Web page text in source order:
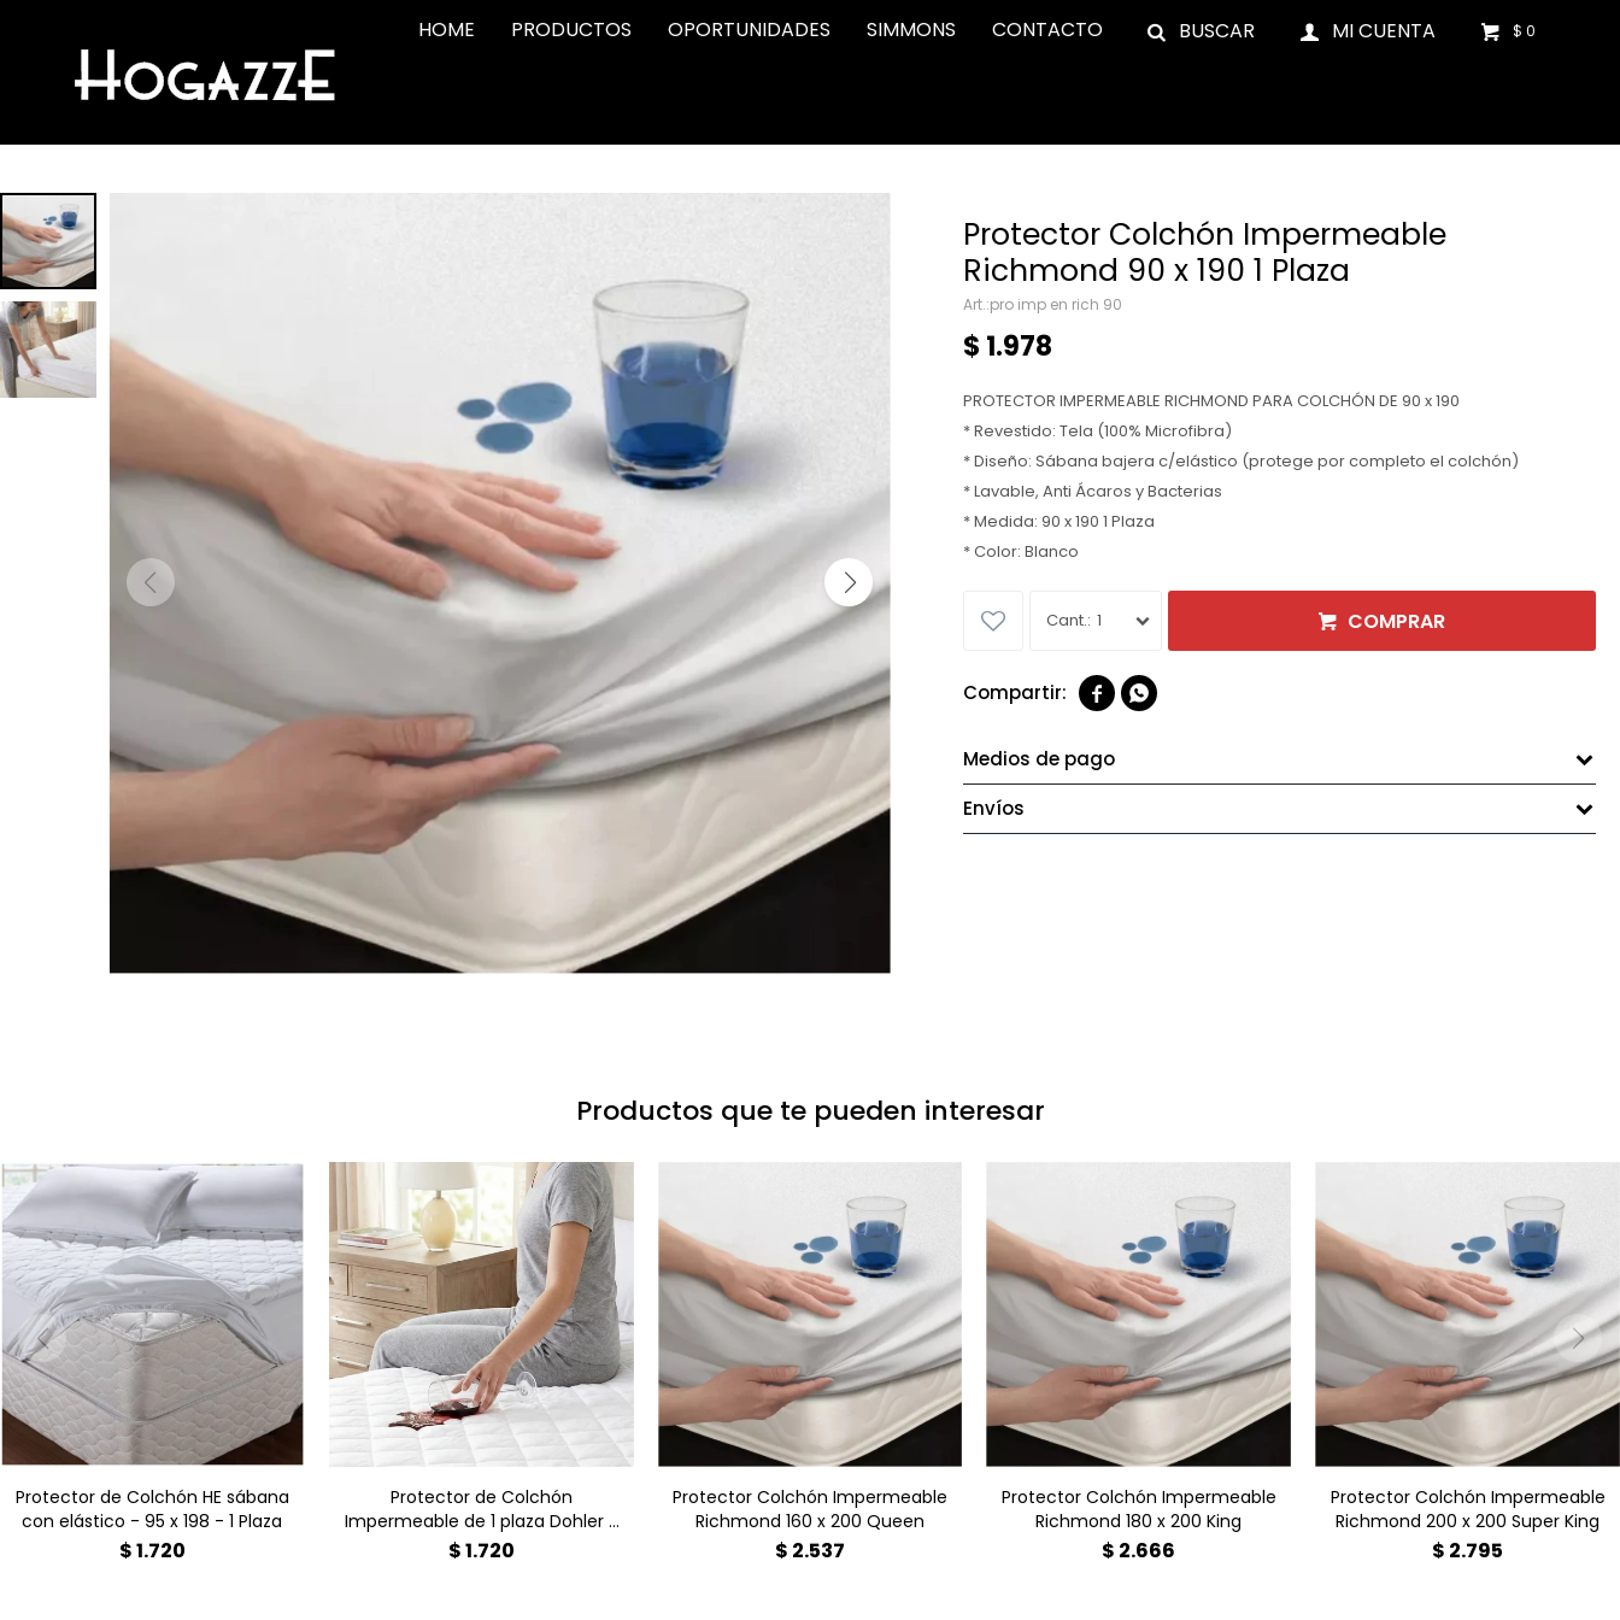
HOME PRODUCTOS OPORTUNIDADES SIMMONS CONTACTO $ 0
Protector Colchón Impermeable
Richmond 90 x 190 1 Plaza
pro imp en rich 90
$ 1.978
PROTECTOR IMPERMEABLE RICHMOND PARA COLCHÓN DE 90 x 190
* Revestido: Tela (100% Microfibra)
* Diseño: Sábana bajera c/elástico (protege por completo el colchón)
* Lavable, Anti Ácaros y Bacterias
* Medida: 90 x 190 1 Plaza
* Color: Blanco
1 COMPRAR
 
Medios de pago
Envíos
Productos que te pueden interesar
Protector de Colchón HE sábana
con elástico - 95 x 198 - 1 Plaza
$1.720
Protector de Colchón
Impermeable de 1 plaza Dohler -
90 x 190 - 1 Plaza
$1.720
Protector Colchón Impermeable
Richmond 160 x 200 Queen
$ 2.537
Protector Colchón Impermeable
Richmond 180 x 200 King
$ 2.666
Protector Colchón Impermeable
Richmond 200 x 200 Super King
$ 2.795